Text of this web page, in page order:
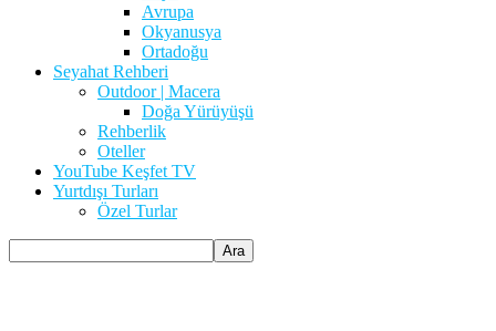
Avrupa
Okyanusya
Ortadoğu
Seyahat Rehberi
Outdoor | Macera
Doğa Yürüyüşü
Rehberlik
Oteller
YouTube Keşfet TV
Yurtdışı Turları
Özel Turlar